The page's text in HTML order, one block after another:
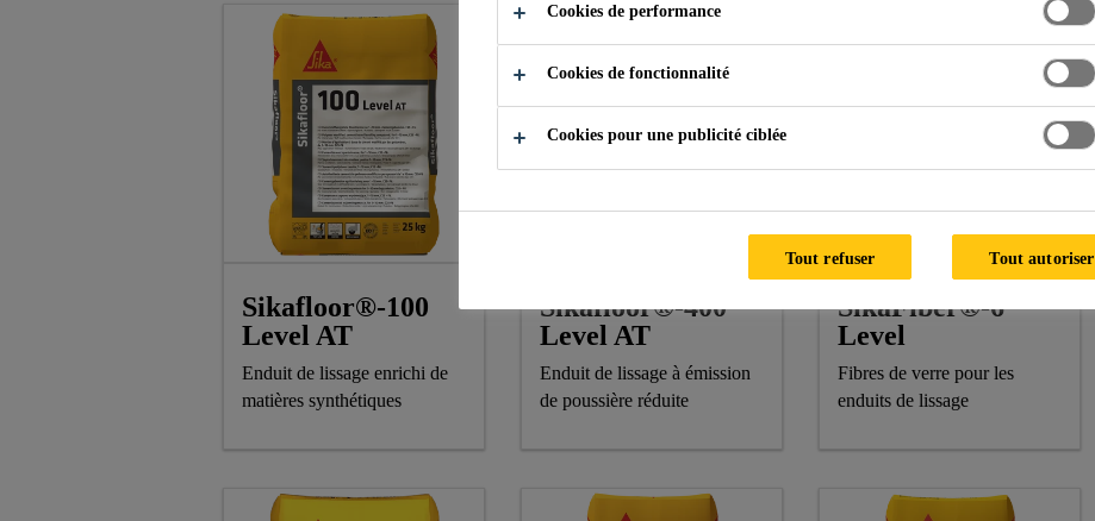
Sikafloor®-100
Level AT
Enduit de lissage enrichi de
matières synthétiques
Sikafloor®-400
Level AT
Enduit de lissage à émission
de poussière réduite
SikaFiber®-6
Level
Fibres de verre pour les
enduits de lissage
Cookies de performance
Cookies de fonctionnalité
Cookies pour une publicité ciblée
Tout refuser Tout autoriser